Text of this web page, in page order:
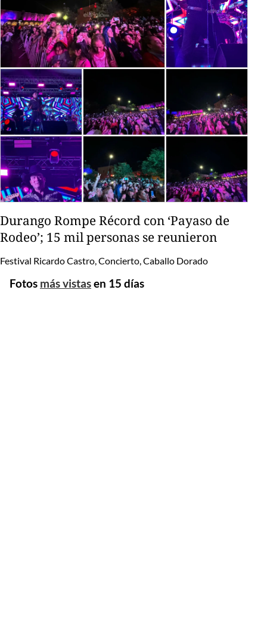
Durango Rompe Récord con ‘Payaso de
Rodeo’; 15 mil personas se reunieron
Festival Ricardo Castro, Concierto, Caballo Dorado
Fotos más vistasen 15 días